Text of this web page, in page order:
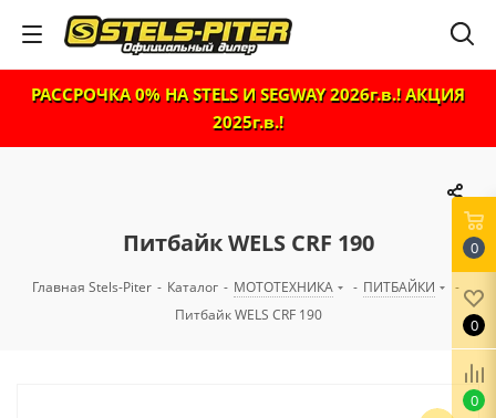
РАССРОЧКА 0% НА STELS И SEGWAY 2026г.в.! АКЦИЯ
2025г.в.!
Питбайк WELS CRF 190
Главная Stels-Piter - Каталог - МОТОТЕХНИКА - ПИТБАЙКИ
-
Питбайк WELS CRF 190
0
0
0